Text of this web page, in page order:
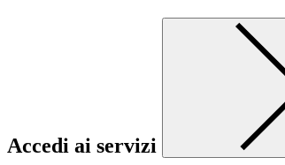
Accedi ai servizi